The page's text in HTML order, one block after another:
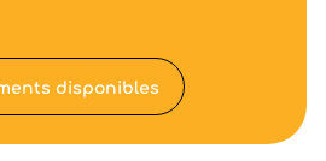
disponibles